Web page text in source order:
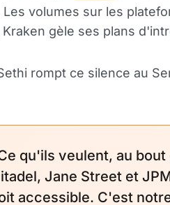
Les volumes sur les
Kraken gèle ses plans
rompt ce silence au
qu'ils veulent, au
Jane Street et
accessible. C'est